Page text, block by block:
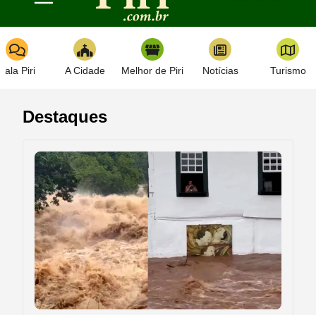
Toggle navigation
Piri A Cidade Melhor de Piri Notícias Turismo
Destaques